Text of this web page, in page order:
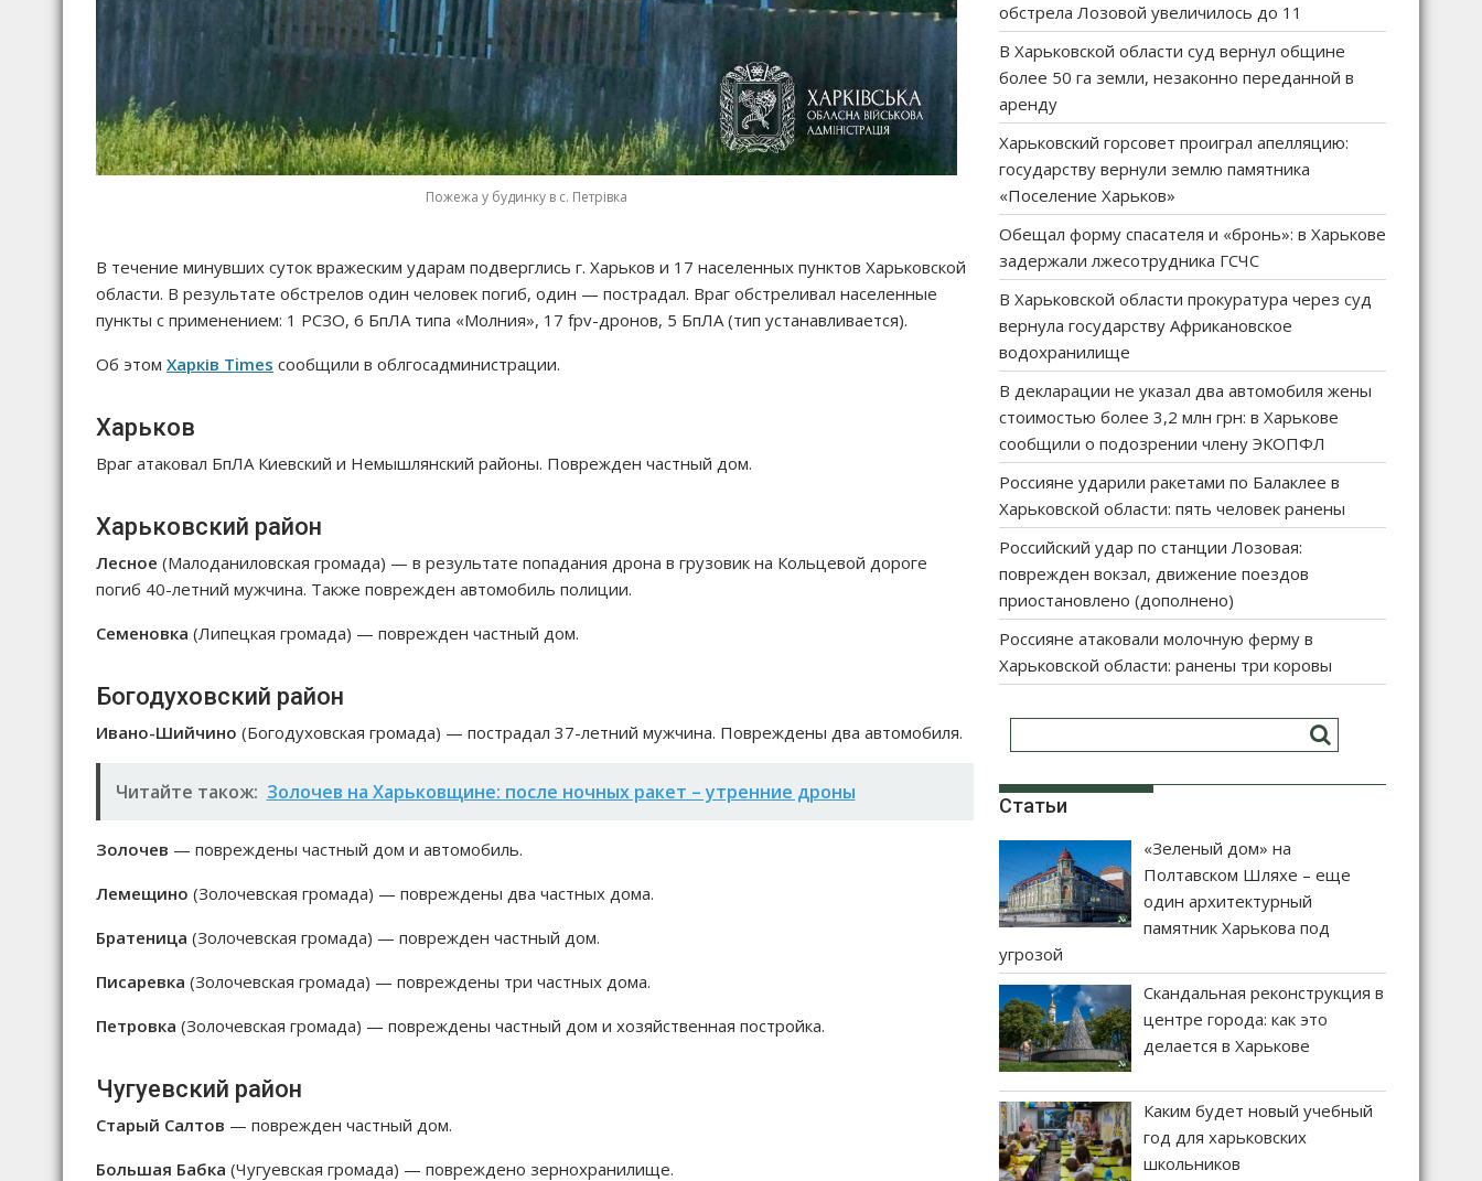
Пожежа у будинку в с. Петрівка
В течение минувших суток вражеским ударам подверглись г. Харьков и 17 населенных пунктов Харьковской
области. В результате обстрелов один человек погиб, один — пострадал. Враг обстреливал населенные
пункты с применением: 1 РСЗО, 6 БпЛА типа «Молния», 17 fpv-дронов, 5 БпЛА (тип устанавливается).
Об этом Харків Times сообщили в облгосадминистрации.
Харьков
Враг атаковал БпЛА Киевский и Немышлянский районы. Поврежден частный дом.
Харьковский район
Лесное (Малоданиловская громада) — в результате попадания дрона в грузовик на Кольцевой дороге
погиб 40-летний мужчина. Также поврежден автомобиль полиции.
Семеновка (Липецкая громада) — поврежден частный дом.
Богодуховский район
Ивано-Шийчино (Богодуховская громада) — пострадал 37-летний мужчина. Повреждены два автомобиля.
Читайте також: Золочев на Харьковщине: после ночных ракет – утренние дроны
Золочев — повреждены частный дом и автомобиль.
Лемещино (Золочевская громада) — повреждены два частных дома.
Братеница (Золочевская громада) — поврежден частный дом.
Писаревка (Золочевская громада) — повреждены три частных дома.
Петровка (Золочевская громада) — повреждены частный дом и хозяйственная постройка.
Чугуевский район
Старый Салтов — поврежден частный дом.
Большая Бабка (Чугуевская громада) — повреждено зернохранилище.
обстрела Лозовой увеличилось до 11
В Харьковской области суд вернул общине
более 50 га земли, незаконно переданной в
аренду
Харьковский горсовет проиграл апелляцию:
государству вернули землю памятника
«Поселение Харьков»
Обещал форму спасателя и «бронь»: в Харькове
задержали лжесотрудника ГСЧС
В Харьковской области прокуратура через суд
вернула государству Африкановское
водохранилище
В декларации не указал два автомобиля жены
стоимостью более 3,2 млн грн: в Харькове
сообщили о подозрении члену ЭКОПФЛ
Россияне ударили ракетами по Балаклее в
Харьковской области: пять человек ранены
Российский удар по станции Лозовая:
поврежден вокзал, движение поездов
приостановлено (дополнено)
Россияне атаковали молочную ферму в
Харьковской области: ранены три коровы
Статьи
«Зеленый дом» на
Полтавском Шляхе – еще
один архитектурный
памятник Харькова под
угрозой
Скандальная реконструкция в
центре города: как это
делается в Харькове
Каким будет новый учебный
год для харьковских
школьников